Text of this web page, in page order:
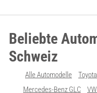
Beliebte
Schweiz
Alle Automodelle
Mercedes-Benz GLC